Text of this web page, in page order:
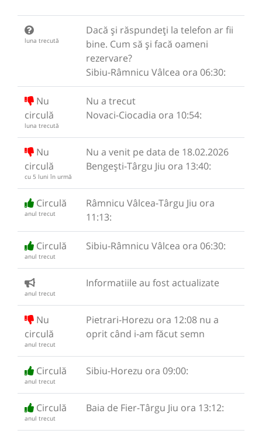
luna trecută
Dacă și răspundeți la telefon ar fii
bine. Cum să și facă oameni
rezervare?
Sibiu-Râmnicu Vâlcea ora 06:30:
Nu
circulă
luna trecută
Nu a trecut
Novaci-Ciocadia ora 10:54:
Nu
circulă
cu 5 luni în urmă
Nu a venit pe data de 18.02.2026
Bengești-Târgu Jiu ora 13:40:
Circulă
anul trecut
Râmnicu Vâlcea-Târgu Jiu ora
11:13:
Circulă
anul trecut
Sibiu-Râmnicu Vâlcea ora 06:30:
anul trecut
Informatiile au fost actualizate
Nu
circulă
anul trecut
Pietrari-Horezu ora 12:08 nu a
oprit când i-am făcut semn
Circulă
anul trecut
Sibiu-Horezu ora 09:00:
Circulă
anul trecut
Baia de Fier-Târgu Jiu ora 13:12: